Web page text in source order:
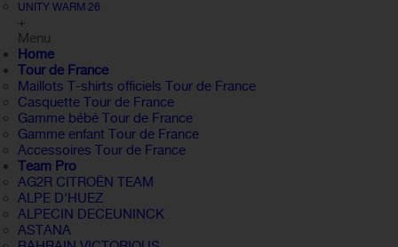
UNITY WARM 26
+
Menu
Home
Tour de France
Maillots T-shirts officiels Tour de France
Casquette Tour de France
Gamme bébé Tour de France
Gamme enfant Tour de France
Accessoires Tour de France
Team Pro
AG2R CITROËN TEAM
ALPE D'HUEZ
ALPECIN DECEUNINCK
ASTANA